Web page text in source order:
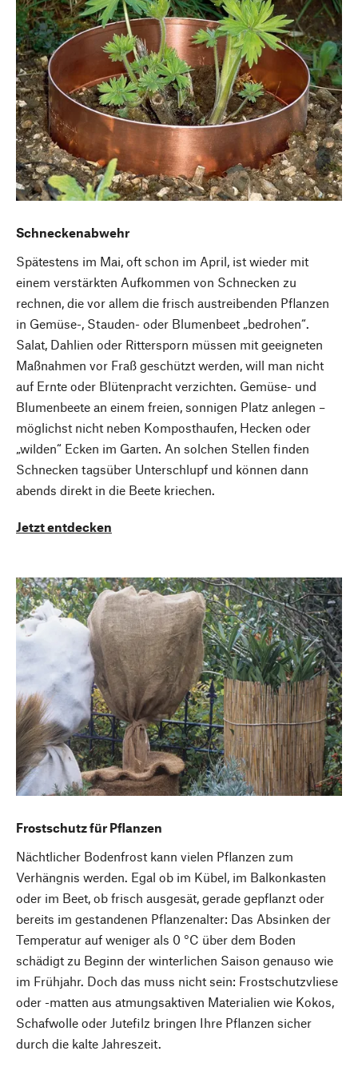
Schneckenabwehr
Spätestens im Mai, oft schon im April, ist wieder mit
einem verstärkten Aufkommen von Schnecken zu
rechnen, die vor allem die frisch austreibenden Pflanzen
in Gemüse-, Stauden- oder Blumenbeet „bedrohen“.
Salat, Dahlien oder Rittersporn müssen mit geeigneten
Maßnahmen vor Fraß geschützt werden, will man nicht
auf Ernte oder Blütenpracht verzichten. Gemüse- und
Blumenbeete an einem freien, sonnigen Platz anlegen –
möglichst nicht neben Komposthaufen, Hecken oder
„wilden“ Ecken im Garten. An solchen Stellen finden
Schnecken tagsüber Unterschlupf und können dann
abends direkt in die Beete kriechen.
Jetzt entdecken
Frostschutz für Pflanzen
Nächtlicher Bodenfrost kann vielen Pflanzen zum
Verhängnis werden. Egal ob im Kübel, im Balkonkasten
oder im Beet, ob frisch ausgesät, gerade gepflanzt oder
bereits im gestandenen Pflanzenalter: Das Absinken der
Temperatur auf weniger als 0 °C über dem Boden
schädigt zu Beginn der winterlichen Saison genauso wie
im Frühjahr. Doch das muss nicht sein: Frostschutzvliese
oder -matten aus atmungsaktiven Materialien wie Kokos,
Schafwolle oder Jutefilz bringen Ihre Pflanzen sicher
durch die kalte Jahreszeit.